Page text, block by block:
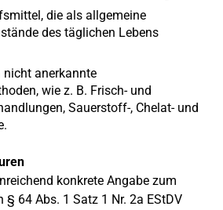
die als allgemeine
des täglichen Lebens
anerkannte
wie z. B. Frisch- und
Sauerstoff-, Chelat- und
konkrete Angabe zum
§ 64 Abs. 1 Satz 1 Nr. 2a EStDV